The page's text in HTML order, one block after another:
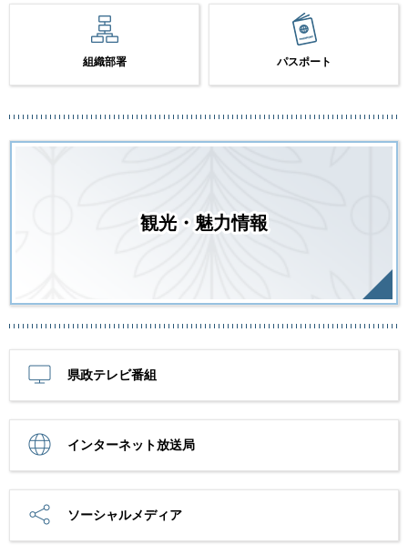
組織部署 パスポート
観光・魅力情報
県政テレビ番組
インターネット放送局
ソーシャルメディア